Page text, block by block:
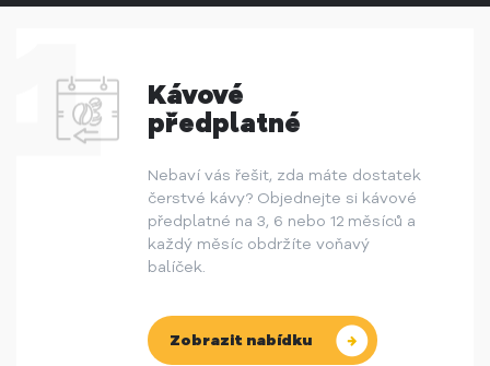
Kávové
předplatné
Nebaví vás řešit, zda máte dostatek
čerstvé kávy? Objednejte si kávové
předplatné na 3, 6 nebo 12 měsíců a
každý měsíc obdržíte voňavý
balíček.
Zobrazit nabídku